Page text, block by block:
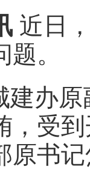
近日
。
建办
，受
原书